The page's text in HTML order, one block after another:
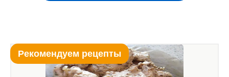
Рекомендуем рецепты